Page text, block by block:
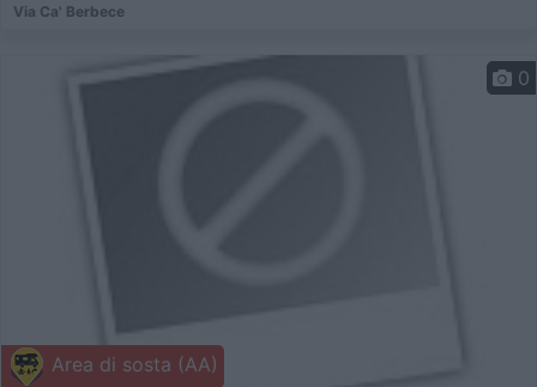
Via Ca' Berbece
Area di sosta (AA)
0